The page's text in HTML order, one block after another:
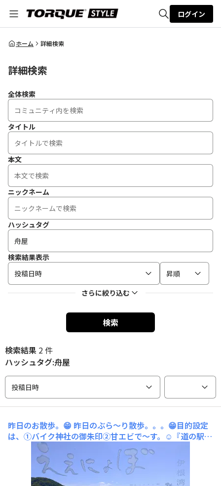
全体検索
ログイン
ホーム 詳細検索
詳細検索
全体検索
タイトル
本文
ニックネーム
ハッシュタグ
検索結果表示
投稿日時
昇順
さらに絞り込む
検索
検索結果 2 件
ハッシュタグ:舟屋
投稿日時
昨日のお散歩。😁 昨日のぶら～り散歩。。。😁目的設定
は、①バイク神社の御朱印②甘エビで〜す。☺️『道の駅_
舟屋の里伊根』経由で、『道の駅_舞鶴港とれとれセンタ
ー』へぶら～り散歩。。。☺️ん～～。。。🤔全工程(ほぼ
下道)の走行距離が、約320kmってぶら～り散歩か
な。。。😁道の駅からのパノラマで〜す。凄く良い天気で